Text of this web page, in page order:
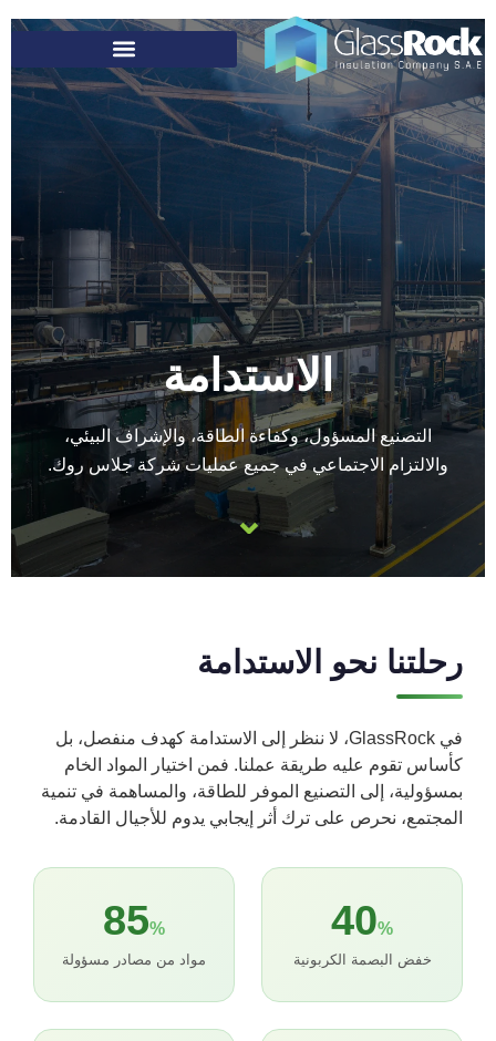
الاستدامة
التصنيع المسؤول، وكفاءة الطاقة، والإشراف البيئي،
والالتزام الاجتماعي في جميع عمليات شركة جلاس روك.
⌄
رحلتنا نحو الاستدامة
في GlassRock، لا ننظر إلى الاستدامة كهدف منفصل، بل
كأساس تقوم عليه طريقة عملنا. فمن اختيار المواد الخام
بمسؤولية، إلى التصنيع الموفر للطاقة، والمساهمة في تنمية
المجتمع، نحرص على ترك أثر إيجابي يدوم للأجيال القادمة.
40%
خفض البصمة الكربونية
85%
مواد من مصادر مسؤولة